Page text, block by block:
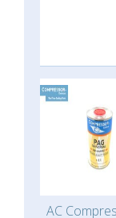
AC